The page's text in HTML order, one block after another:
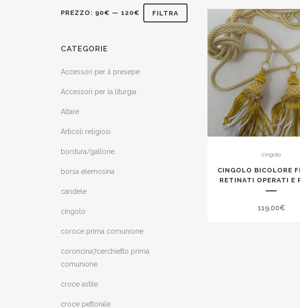
Prezzo
Prezzo
FILTRA
PREZZO: 90€ — 120€
CATEGORIE
Accessori per il presepe
Accessori per la liturgia
Altare
Articoli religiosi
bordura/gallone
borsa elemosina
candele
cingolo
coroce prima comunione
coroncina7cerchietto prima
comunione
croce astile
croce pettorale
cingolo
CINGOLO BICOLORE
RETINATI OPERATI E
119,00€